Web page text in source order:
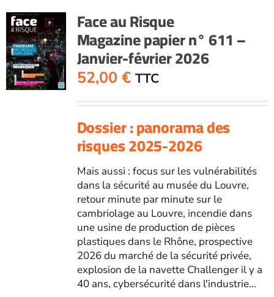
599
-
Janvier-
février
2024
Face au Risque
Magazine papier n° 611 –
Janvier-février 2026
52,00 € TTC
Dossier : panorama des
risques 2025-2026
Mais aussi : focus sur les vulnérabilités
dans la sécurité au musée du Louvre,
retour minute par minute sur le
cambriolage au Louvre, incendie dans
une usine de production de pièces
plastiques dans le Rhône, prospective
2026 du marché de la sécurité privée,
explosion de la navette Challenger il y a
40 ans, cybersécurité dans l'industrie...